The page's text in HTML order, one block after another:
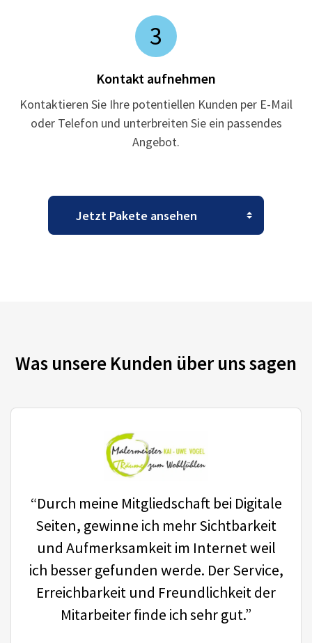
3
Kontakt aufnehmen
Kontaktieren Sie Ihre potentiellen Kunden per E-Mail
oder Telefon und unterbreiten Sie ein passendes
Angebot.
Was unsere Kunden über uns sagen
“Durch meine Mitgliedschaft bei Digitale
Seiten, gewinne ich mehr Sichtbarkeit
und Aufmerksamkeit im Internet weil
ich besser gefunden werde. Der Service,
Erreichbarkeit und Freundlichkeit der
Mitarbeiter finde ich sehr gut.”